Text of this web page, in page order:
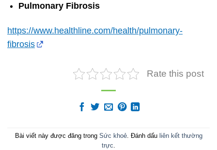
Pulmonary Fibrosis
https://www.healthline.com/health/pulmonary-
fibrosis
Rate this post
Bài viết này được đăng trong Sức khoẻ. Đánh dấu liên kết thường
trực.